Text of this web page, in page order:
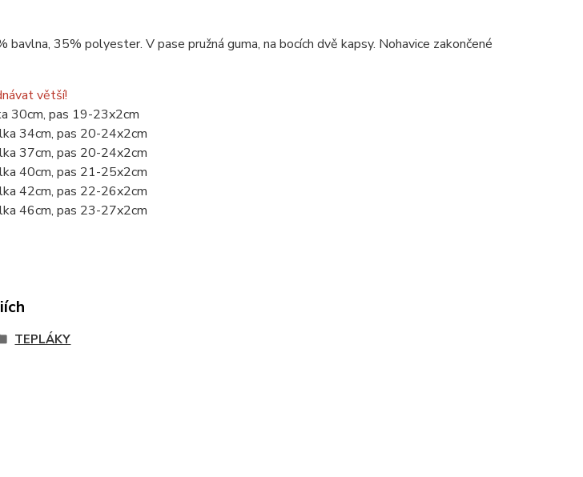
bavlna, 35% polyester. V pase pružná guma, na bocích dvě kapsy. Nohavice zakončené
větší!
30cm, pas 19-23x2cm
34cm, pas 20-24x2cm
37cm, pas 20-24x2cm
40cm, pas 21-25x2cm
42cm, pas 22-26x2cm
46cm, pas 23-27x2cm
TEPLÁKY